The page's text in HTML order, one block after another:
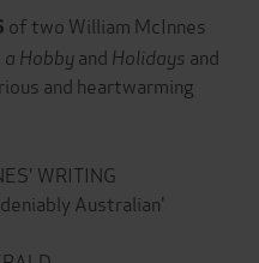
of two William McInnes
Hobbyand Holidays and
and heartwarming
WRITING
Australian'